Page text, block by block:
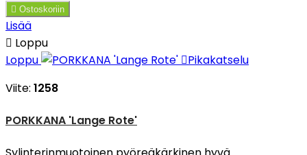
 Ostoskoriin
Lisää
 Loppu
Loppu
Pikakatselu
Viite: 1258
PORKKANA 'Lange Rote'